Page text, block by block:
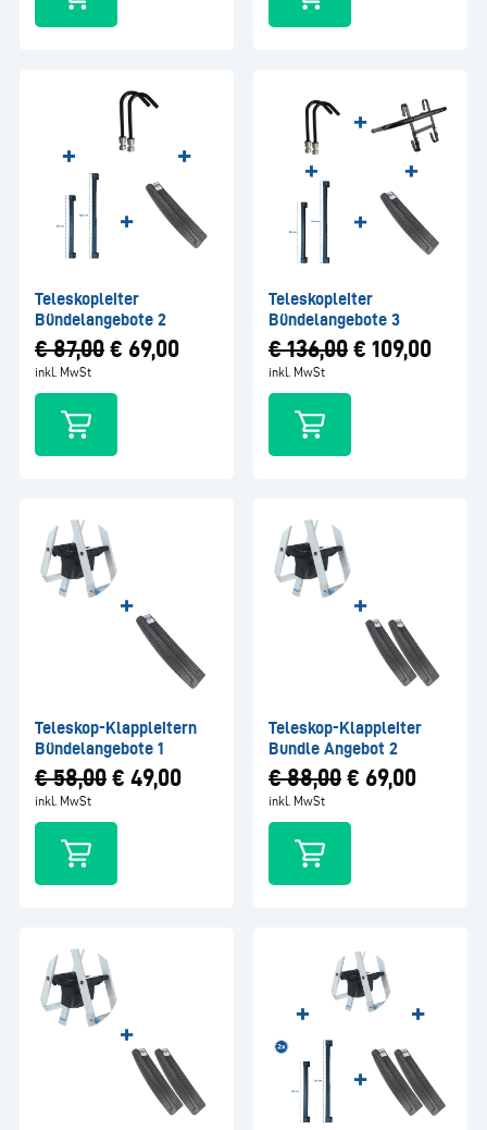
Teleskopleiter
Bündelangebote 2
€87,00 € 69,00
inkl. MwSt
Teleskopleiter
Bündelangebote 3
€136,00 € 109,00
inkl. MwSt
Teleskop-Klappleitern
Bündelangebote 1
€58,00 € 49,00
inkl. MwSt
Teleskop-Klappleiter
Bundle Angebot 2
€88,00 € 69,00
inkl. MwSt